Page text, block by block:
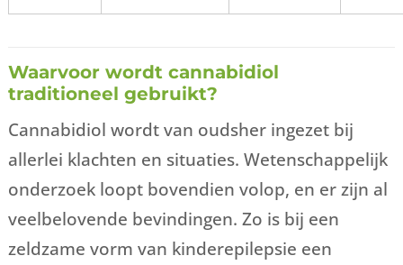
Waarvoor wordt cannabidiol
traditioneel gebruikt?
Cannabidiol wordt van oudsher ingezet bij
allerlei klachten en situaties. Wetenschappelijk
onderzoek loopt bovendien volop, en er zijn al
veelbelovende bevindingen. Zo is bij een
zeldzame vorm van kinderepilepsie een